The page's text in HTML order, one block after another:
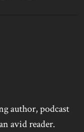
author, podcast
avid reader.